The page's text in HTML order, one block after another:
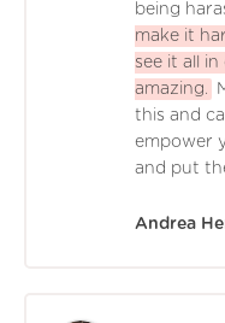
being
make it
see it all
amazing.
this and
empower
and put
Andrea